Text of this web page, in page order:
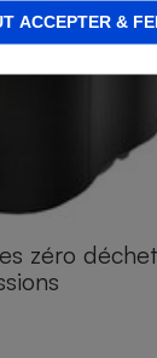
ACCEPTER &
zéro